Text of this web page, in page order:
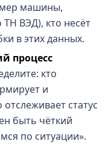
машины,
ВЭД), кто несёт
в этих данных.
процесс
кто
и
статус
быть чёткий
по ситуации».